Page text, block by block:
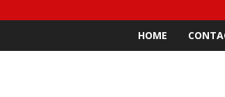
HOME